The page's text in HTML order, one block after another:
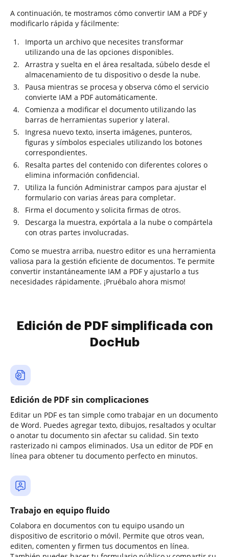
A continuación, te mostramos cómo convertir IAM a PDF y
modificarlo rápida y fácilmente:
Importa un archivo que necesites transformar
utilizando una de las opciones disponibles.
Arrastra y suelta en el área resaltada, súbelo desde el
almacenamiento de tu dispositivo o desde la nube.
Pausa mientras se procesa y observa cómo el servicio
convierte IAM a PDF automáticamente.
Comienza a modificar el documento utilizando las
barras de herramientas superior y lateral.
Ingresa nuevo texto, inserta imágenes, punteros,
figuras y símbolos especiales utilizando los botones
correspondientes.
Resalta partes del contenido con diferentes colores o
elimina información confidencial.
Utiliza la función Administrar campos para ajustar el
formulario con varias áreas para completar.
Firma el documento y solicita firmas de otros.
Descarga la muestra, expórtala a la nube o compártela
con otras partes involucradas.
Como se muestra arriba, nuestro editor es una herramienta
valiosa para la gestión eficiente de documentos. Te permite
convertir instantáneamente IAM a PDF y ajustarlo a tus
necesidades rápidamente. ¡Pruébalo ahora mismo!
Edición de PDF simplificada con
DocHub
Edición de PDF sin complicaciones
Editar un PDF es tan simple como trabajar en un documento
de Word. Puedes agregar texto, dibujos, resaltados y ocultar
o anotar tu documento sin afectar su calidad. Sin texto
rasterizado ni campos eliminados. Usa un editor de PDF en
línea para obtener tu documento perfecto en minutos.
Trabajo en equipo fluido
Colabora en documentos con tu equipo usando un
dispositivo de escritorio o móvil. Permite que otros vean,
editen, comenten y firmen tus documentos en línea.